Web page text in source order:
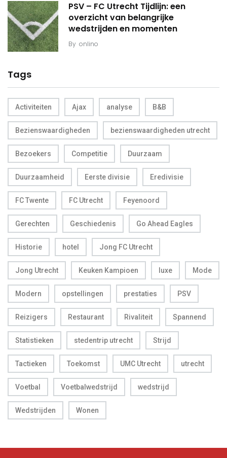
PSV – FC Utrecht Tijdlijn: een
overzicht van belangrijke
wedstrijden en momenten
By onlino
Tags
Activiteiten Ajax analyse B&B
Bezienswaardigheden bezienswaardigheden utrecht
Bezoekers Competitie Duurzaam
Duurzaamheid Eerste divisie Eredivisie
FC Twente FC Utrecht Feyenoord
Gerechten Geschiedenis Go Ahead Eagles
Historie hotel Jong FC Utrecht
Jong Utrecht Keuken Kampioen luxe Mode
Modern opstellingen prestaties PSV
Reizigers Restaurant Rivaliteit Spannend
Statistieken stedentrip utrecht Strijd
Tactieken Toekomst UMC Utrecht utrecht
Voetbal Voetbalwedstrijd wedstrijd
Wedstrijden Wonen